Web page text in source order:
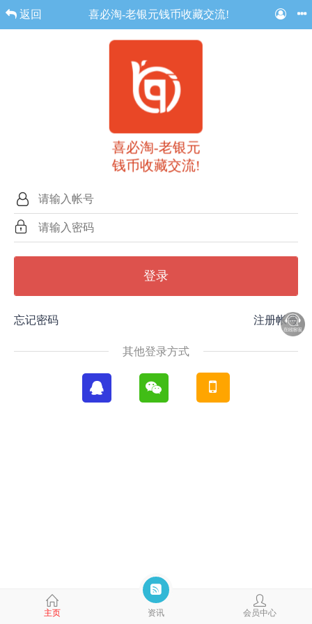
返回 喜必淘-老银元钱币收藏交流!
喜必淘-老银元
钱币收藏交流!
登录
忘记密码 注册帐号
其他登录方式
主页 资讯 会员中心